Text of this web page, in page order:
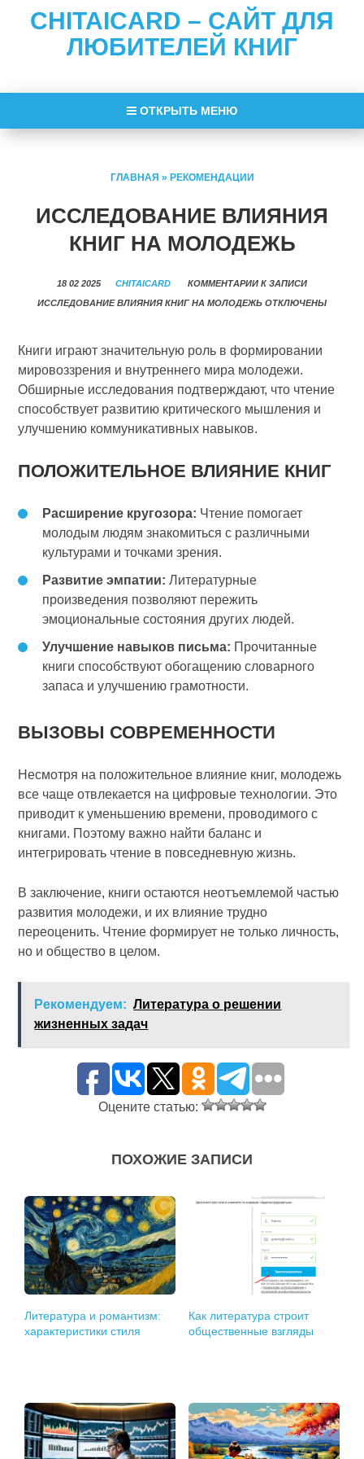
CHITAICARD – САЙТ ДЛЯ
ЛЮБИТЕЛЕЙ КНИГ
ОТКРЫТЬ МЕНЮ
ГЛАВНАЯ » РЕКОМЕНДАЦИИ
ИССЛЕДОВАНИЕ ВЛИЯНИЯ
КНИГ НА МОЛОДЕЖЬ
18 02 2025 CHITAICARD КОММЕНТАРИИ К ЗАПИСИ
ИССЛЕДОВАНИЕ ВЛИЯНИЯ КНИГ НА МОЛОДЕЖЬ ОТКЛЮЧЕНЫ
Книги играют значительную роль в формировании
мировоззрения и внутреннего мира молодежи.
Обширные исследования подтверждают, что чтение
способствует развитию критического мышления и
улучшению коммуникативных навыков.
ПОЛОЖИТЕЛЬНОЕ ВЛИЯНИЕ КНИГ
Расширение кругозора: Чтение помогает
молодым людям знакомиться с различными
культурами и точками зрения.
Развитие эмпатии: Литературные
произведения позволяют пережить
эмоциональные состояния других людей.
Улучшение навыков письма: Прочитанные
книги способствуют обогащению словарного
запаса и улучшению грамотности.
ВЫЗОВЫ СОВРЕМЕННОСТИ
Несмотря на положительное влияние книг, молодежь
все чаще отвлекается на цифровые технологии. Это
приводит к уменьшению времени, проводимого с
книгами. Поэтому важно найти баланс и
интегрировать чтение в повседневную жизнь.
В заключение, книги остаются неотъемлемой частью
развития молодежи, и их влияние трудно
переоценить. Чтение формирует не только личность,
но и общество в целом.
Рекомендуем: Литература о решении
жизненных задач
Оцените статью:
ПОХОЖИЕ ЗАПИСИ
Литература и романтизм:
характеристики стиля
Как литература строит
общественные взгляды